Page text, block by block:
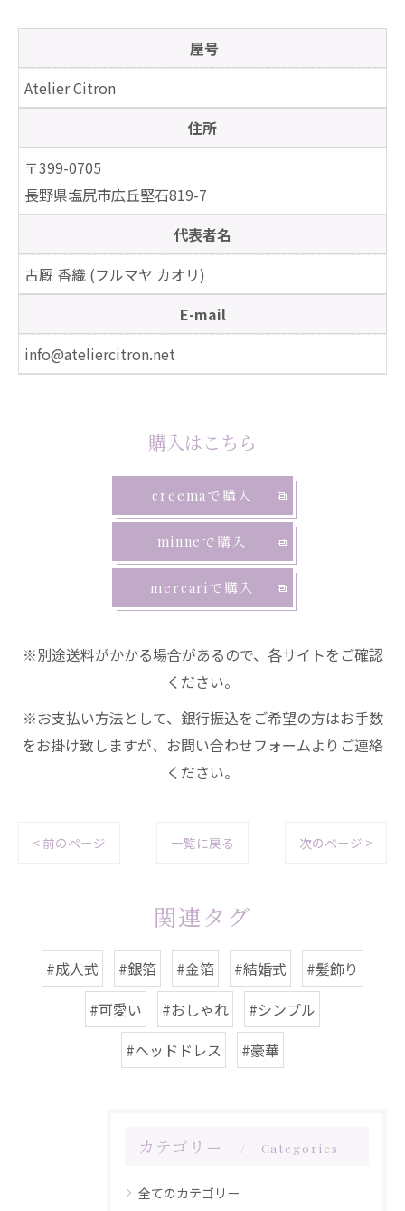
屋号
Atelier Citron
住所
〒399-0705
長野県塩尻市広丘堅石819-7
代表者名
古厩 香織 (フルマヤ カオリ)
E-mail
info@ateliercitron.net
購入はこちら
creemaで購入
minneで購入
mercariで購入
※別途送料がかかる場合があるので、各サイトをご確認
ください。
※お支払い方法として、銀行振込をご希望の方はお手数
をお掛け致しますが、お問い合わせフォームよりご連絡
ください。
< 前のページ 一覧に戻る 次のページ >
関連タグ
#成人式 #銀箔 #金箔 #結婚式
#髪飾り
#可愛い
#おしゃれ
#シンプル
#ヘッドドレス
#豪華
カテゴリー Categories
全てのカテゴリー